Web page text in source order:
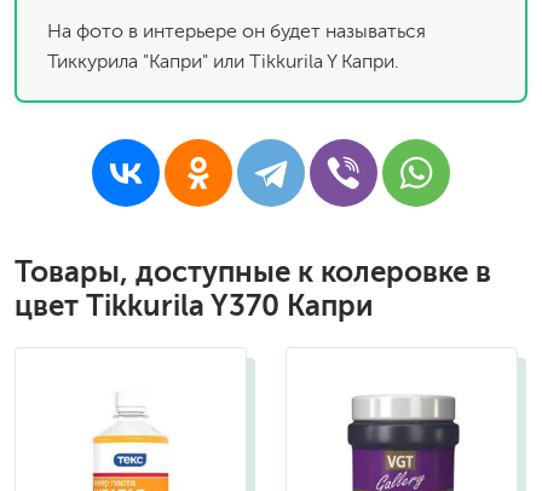
На фото в интерьере он будет называться
Тиккурила "Капри" или Tikkurila Y Капри.
Товары, доступные к колеровке в
цвет Tikkurila Y370 Капри